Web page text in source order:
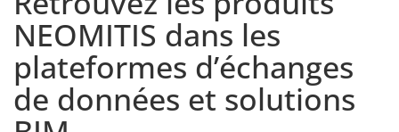
NEOMITIS dans les
plateformes d’échanges
de données et solutions